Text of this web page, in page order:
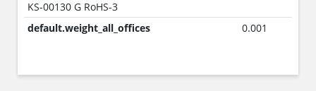
KS-00130 G RoHS-3
default.weight_all_offices
0.001